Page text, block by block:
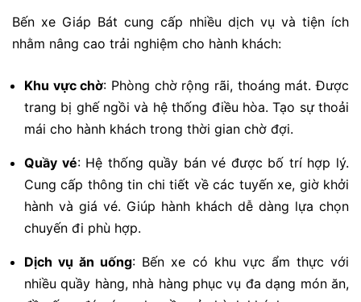
Bến xe Giáp Bát cung cấp nhiều dịch vụ và tiện ích
nhằm nâng cao trải nghiệm cho hành khách:
Khu vực chờ: Phòng chờ rộng rãi, thoáng mát. Được
trang bị ghế ngồi và hệ thống điều hòa. Tạo sự thoải
mái cho hành khách trong thời gian chờ đợi.
Quầy vé: Hệ thống quầy bán vé được bố trí hợp lý.
Cung cấp thông tin chi tiết về các tuyến xe, giờ khởi
hành và giá vé. Giúp hành khách dễ dàng lựa chọn
chuyến đi phù hợp.
Dịch vụ ăn uống: Bến xe có khu vực ẩm thực với
nhiều quầy hàng, nhà hàng phục vụ đa dạng món ăn,